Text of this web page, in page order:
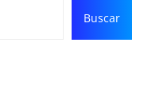
Buscar